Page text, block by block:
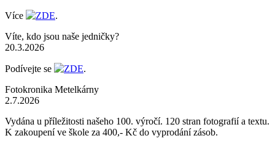
Více ZDE.
Víte, kdo jsou naše jedničky?
20.3.2026
Podívejte se ZDE.
Fotokronika Metelkárny
2.7.2026
Vydána u příležitosti našeho 100. výročí. 120 stran fotografií a textu.
K zakoupení ve škole za 400,- Kč do vyprodání zásob.